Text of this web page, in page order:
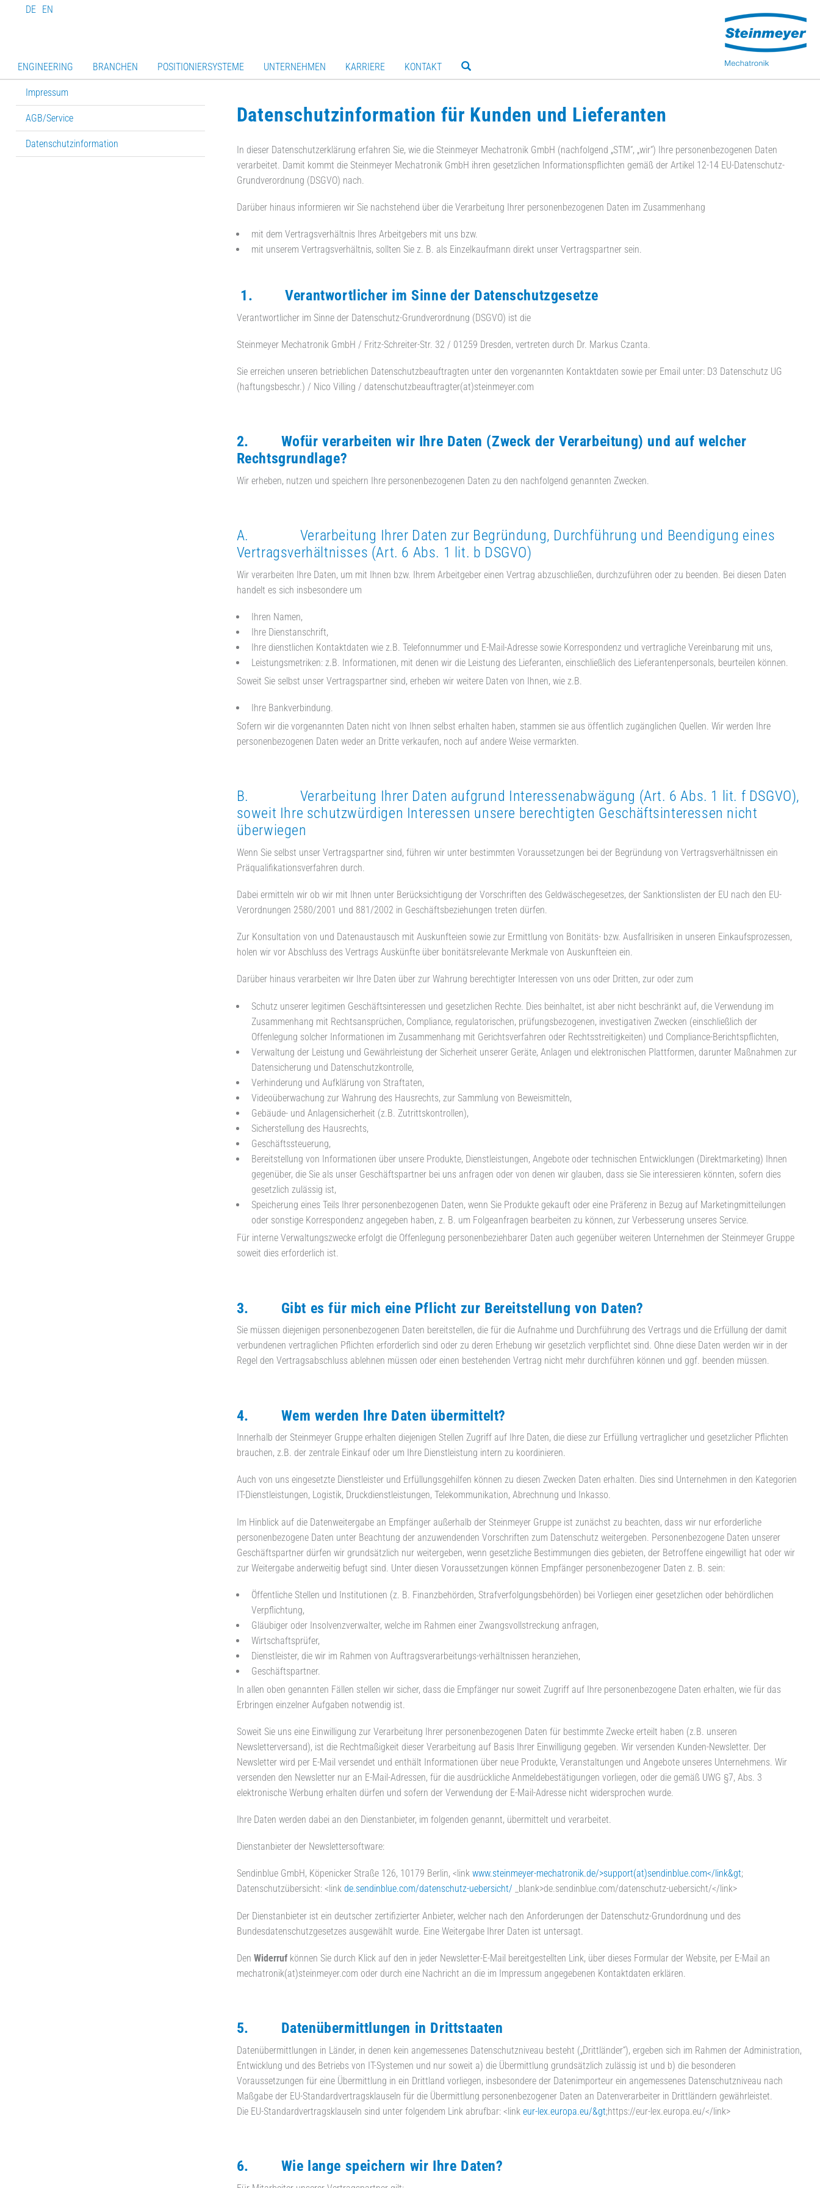
DE EN
ENGINEERING BRANCHEN POSITIONIERSYSTEME UNTERNEHMEN KARRIERE KONTAKT
Impressum
AGB/Service
Datenschutzinformation
Datenschutzinformation für Kunden und Lieferanten
In dieser Datenschutzerklärung erfahren Sie, wie die Steinmeyer Mechatronik GmbH (nachfolgend „STM“, „wir“) Ihre personenbezogenen Daten
verarbeitet. Damit kommt die Steinmeyer Mechatronik GmbH ihren gesetzlichen Informationspflichten gemäß der Artikel 12-14 EU-Datenschutz-
Grundverordnung (DSGVO) nach.
Darüber hinaus informieren wir Sie nachstehend über die Verarbeitung Ihrer personenbezogenen Daten im Zusammenhang
mit dem Vertragsverhältnis Ihres Arbeitgebers mit uns bzw.
mit unserem Vertragsverhältnis, sollten Sie z. B. als Einzelkaufmann direkt unser Vertragspartner sein.
1. Verantwortlicher im Sinne der Datenschutzgesetze
Verantwortlicher im Sinne der Datenschutz-Grundverordnung (DSGVO) ist die
Steinmeyer Mechatronik GmbH / Fritz-Schreiter-Str. 32 / 01259 Dresden, vertreten durch Dr. Markus Czanta.
Sie erreichen unseren betrieblichen Datenschutzbeauftragten unter den vorgenannten Kontaktdaten sowie per Email unter: D3 Datenschutz UG
(haftungsbeschr.) / Nico Villing / datenschutzbeauftragter(at)steinmeyer.com
2. Wofür verarbeiten wir Ihre Daten (Zweck der Verarbeitung) und auf welcher
Rechtsgrundlage?
Wir erheben, nutzen und speichern Ihre personenbezogenen Daten zu den nachfolgend genannten Zwecken.
A. Verarbeitung Ihrer Daten zur Begründung, Durchführung und Beendigung eines
Vertragsverhältnisses (Art. 6 Abs. 1 lit. b DSGVO)
Wir verarbeiten Ihre Daten, um mit Ihnen bzw. Ihrem Arbeitgeber einen Vertrag abzuschließen, durchzuführen oder zu beenden. Bei diesen Daten
handelt es sich insbesondere um
Ihren Namen,
Ihre Dienstanschrift,
Ihre dienstlichen Kontaktdaten wie z.B. Telefonnummer und E-Mail-Adresse sowie Korrespondenz und vertragliche Vereinbarung mit uns,
Leistungsmetriken: z.B. Informationen, mit denen wir die Leistung des Lieferanten, einschließlich des Lieferantenpersonals, beurteilen können.
Soweit Sie selbst unser Vertragspartner sind, erheben wir weitere Daten von Ihnen, wie z.B.
Ihre Bankverbindung.
Sofern wir die vorgenannten Daten nicht von Ihnen selbst erhalten haben, stammen sie aus öffentlich zugänglichen Quellen. Wir werden Ihre
personenbezogenen Daten weder an Dritte verkaufen, noch auf andere Weise vermarkten.
B. Verarbeitung Ihrer Daten aufgrund Interessenabwägung (Art. 6 Abs. 1 lit. f DSGVO),
soweit Ihre schutzwürdigen Interessen unsere berechtigten Geschäftsinteressen nicht
überwiegen
Wenn Sie selbst unser Vertragspartner sind, führen wir unter bestimmten Voraussetzungen bei der Begründung von Vertragsverhältnissen ein
Präqualifikationsverfahren durch.
Dabei ermitteln wir ob wir mit Ihnen unter Berücksichtigung der Vorschriften des Geldwäschegesetzes, der Sanktionslisten der EU nach den EU-
Verordnungen 2580/2001 und 881/2002 in Geschäftsbeziehungen treten dürfen.
Zur Konsultation von und Datenaustausch mit Auskunfteien sowie zur Ermittlung von Bonitäts- bzw. Ausfallrisiken in unseren Einkaufsprozessen,
holen wir vor Abschluss des Vertrags Auskünfte über bonitätsrelevante Merkmale von Auskunfteien ein.
Darüber hinaus verarbeiten wir Ihre Daten über zur Wahrung berechtigter Interessen von uns oder Dritten, zur oder zum
Schutz unserer legitimen Geschäftsinteressen und gesetzlichen Rechte. Dies beinhaltet, ist aber nicht beschränkt auf, die Verwendung im
Zusammenhang mit Rechtsansprüchen, Compliance, regulatorischen, prüfungsbezogenen, investigativen Zwecken (einschließlich der
Offenlegung solcher Informationen im Zusammenhang mit Gerichtsverfahren oder Rechtsstreitigkeiten) und Compliance-Berichtspflichten,
Verwaltung der Leistung und Gewährleistung der Sicherheit unserer Geräte, Anlagen und elektronischen Plattformen, darunter Maßnahmen zur
Datensicherung und Datenschutzkontrolle,
Verhinderung und Aufklärung von Straftaten,
Videoüberwachung zur Wahrung des Hausrechts, zur Sammlung von Beweismitteln,
Gebäude- und Anlagensicherheit (z.B. Zutrittskontrollen),
Sicherstellung des Hausrechts,
Geschäftssteuerung,
Bereitstellung von Informationen über unsere Produkte, Dienstleistungen, Angebote oder technischen Entwicklungen (Direktmarketing) Ihnen
gegenüber, die Sie als unser Geschäftspartner bei uns anfragen oder von denen wir glauben, dass sie Sie interessieren könnten, sofern dies
gesetzlich zulässig ist,
Speicherung eines Teils Ihrer personenbezogenen Daten, wenn Sie Produkte gekauft oder eine Präferenz in Bezug auf Marketingmitteilungen
oder sonstige Korrespondenz angegeben haben, z. B. um Folgeanfragen bearbeiten zu können, zur Verbesserung unseres Service.
Für interne Verwaltungszwecke erfolgt die Offenlegung personenbeziehbarer Daten auch gegenüber weiteren Unternehmen der Steinmeyer Gruppe
soweit dies erforderlich ist.
3. Gibt es für mich eine Pflicht zur Bereitstellung von Daten?
Sie müssen diejenigen personenbezogenen Daten bereitstellen, die für die Aufnahme und Durchführung des Vertrags und die Erfüllung der damit
verbundenen vertraglichen Pflichten erforderlich sind oder zu deren Erhebung wir gesetzlich verpflichtet sind. Ohne diese Daten werden wir in der
Regel den Vertragsabschluss ablehnen müssen oder einen bestehenden Vertrag nicht mehr durchführen können und ggf. beenden müssen.
4. Wem werden Ihre Daten übermittelt?
Innerhalb der Steinmeyer Gruppe erhalten diejenigen Stellen Zugriff auf Ihre Daten, die diese zur Erfüllung vertraglicher und gesetzlicher Pflichten
brauchen, z.B. der zentrale Einkauf oder um Ihre Dienstleistung intern zu koordinieren­­­.
Auch von uns eingesetzte Dienstleister und Erfüllungsgehilfen können zu diesen Zwecken Daten erhalten. Dies sind Unternehmen in den Kategorien
IT-Dienstleistungen, Logistik, Druckdienstleistungen, Telekommunikation, Abrechnung und Inkasso.
Im Hinblick auf die Datenweitergabe an Empfänger außerhalb der Steinmeyer Gruppe ist zunächst zu beachten, dass wir nur erforderliche
personenbezogene Daten unter Beachtung der anzuwendenden Vorschriften zum Datenschutz weitergeben. Personenbezogene Daten unserer
Geschäftspartner dürfen wir grundsätzlich nur weitergeben, wenn gesetzliche Bestimmungen dies gebieten, der Betroffene eingewilligt hat oder wir
zur Weitergabe anderweitig befugt sind. Unter diesen Voraussetzungen können Empfänger personenbezogener Daten z. B. sein:
Öffentliche Stellen und Institutionen (z. B. Finanzbehörden, Strafverfolgungsbehörden) bei Vorliegen einer gesetzlichen oder behördlichen
Verpflichtung,
Gläubiger oder Insolvenzverwalter, welche im Rahmen einer Zwangsvollstreckung anfragen,
Wirtschaftsprüfer,
Dienstleister, die wir im Rahmen von Auftragsverarbeitungs-verhältnissen heranziehen,
Geschäftspartner.
In allen oben genannten Fällen stellen wir sicher, dass die Empfänger nur soweit Zugriff auf Ihre personenbezogene Daten erhalten, wie für das
Erbringen einzelner Aufgaben notwendig ist.
Soweit Sie uns eine Einwilligung zur Verarbeitung Ihrer personenbezogenen Daten für bestimmte Zwecke erteilt haben (z.B. unseren
Newsletterversand), ist die Rechtmaßigkeit dieser Verarbeitung auf Basis Ihrer Einwilligung gegeben. Wir versenden Kunden-Newsletter. Der
Newsletter wird per E-Mail versendet und enthält Informationen über neue Produkte, Veranstaltungen und Angebote unseres Unternehmens. Wir
versenden den Newsletter nur an E-Mail-Adressen, für die ausdrückliche Anmeldebestätigungen vorliegen, oder die gemäß UWG §7, Abs. 3
elektronische Werbung erhalten dürfen und sofern der Verwendung der E-Mail-Adresse nicht widersprochen wurde.
Ihre Daten werden dabei an den Dienstanbieter, im folgenden genannt, übermittelt und verarbeitet.
Dienstanbieter der Newslettersoftware:
Sendinblue GmbH, Köpenicker Straße 126, 10179 Berlin, <link www.steinmeyer-mechatronik.de/>support(at)sendinblue.com</link&gt;
Datenschutzübersicht: <link de.sendinblue.com/datenschutz-uebersicht/ _blank>de.sendinblue.com/datenschutz-uebersicht/</link>
Der Dienstanbieter ist ein deutscher zertifizierter Anbieter, welcher nach den Anforderungen der Datenschutz-Grundordnung und des
Bundesdatenschutzgesetzes ausgewählt wurde. Eine Weitergabe Ihrer Daten ist untersagt.
Den Widerrufkönnen Sie durch Klick auf den in jeder Newsletter-E-Mail bereitgestellten Link, über dieses Formular der Website, per E-Mail an
mechatronik(at)steinmeyer.com oder durch eine Nachricht an die im Impressum angegebenen Kontaktdaten erklären.
5. Datenübermittlungen in Drittstaaten
Datenübermittlungen in Länder, in denen kein angemessenes Datenschutzniveau besteht („Drittländer“), ergeben sich im Rahmen der Administration,
Entwicklung und des Betriebs von IT-Systemen und nur soweit a) die Übermittlung grundsätzlich zulässig ist und b) die besonderen
Voraussetzungen für eine Übermittlung in ein Drittland vorliegen, insbesondere der Datenimporteur ein angemessenes Datenschutzniveau nach
Maßgabe der EU-Standardvertragsklauseln für die Übermittlung personenbezogener Daten an Datenverarbeiter in Drittländern gewährleistet.
Die EU-Standardvertragsklauseln sind unter folgendem Link abrufbar: <link eur-lex.europa.eu/&gt;https://eur-lex.europa.eu/</link>
6. Wie lange speichern wir Ihre Daten?